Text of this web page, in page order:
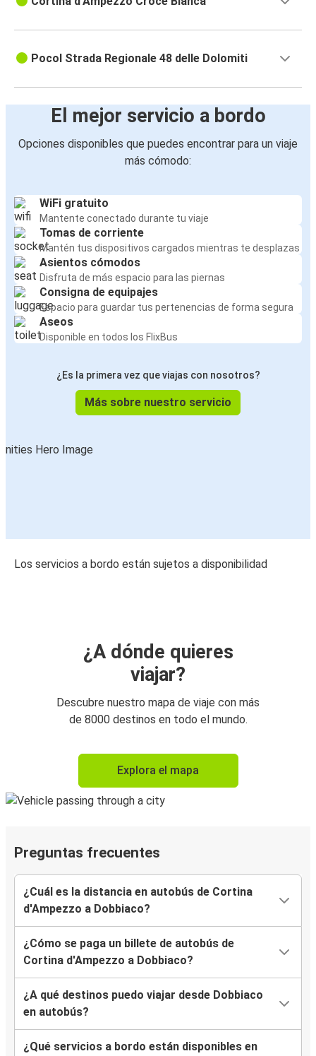
Pocol Strada Regionale 48 delle Dolomiti
El mejor servicio a bordo
Opciones disponibles que puedes encontrar para un viaje
más cómodo:
WiFi gratuito
Mantente conectado durante tu viaje
Tomas de corriente
Mantén tus dispositivos cargados mientras te desplazas
Asientos cómodos
Disfruta de más espacio para las piernas
Consigna de equipajes
Espacio para guardar tus pertenencias de forma segura
Aseos
Disponible en todos los FlixBus
¿Es la primera vez que viajas con nosotros?
Más sobre nuestro servicio
Los servicios a bordo están sujetos a disponibilidad
¿A dónde quieres
viajar?
Descubre nuestro mapa de viaje con más
de 8000 destinos en todo el mundo.
Explora el mapa
Preguntas frecuentes
¿Cuál es la distancia en autobús de Cortina
d'Ampezzo a Dobbiaco?
¿Cómo se paga un billete de autobús de
Cortina d'Ampezzo a Dobbiaco?
¿A qué destinos puedo viajar desde Dobbiaco
en autobús?
¿Qué servicios a bordo están disponibles en